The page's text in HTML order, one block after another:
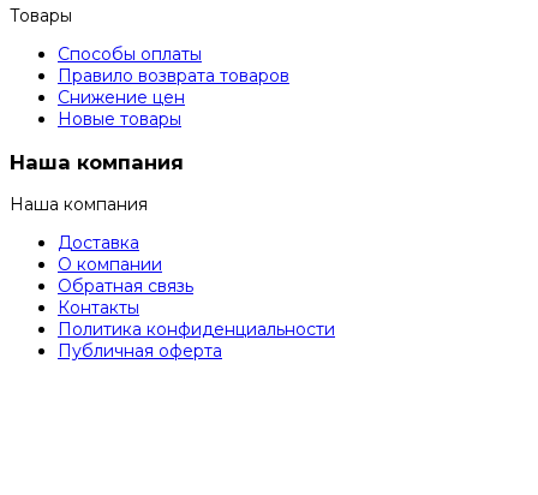
Товары
Способы оплаты
Правило возврата товаров
Снижение цен
Новые товары
Наша компания
Наша компания
Доставка
О компании
Обратная связь
Контакты
Политика конфиденциальности
Публичная оферта